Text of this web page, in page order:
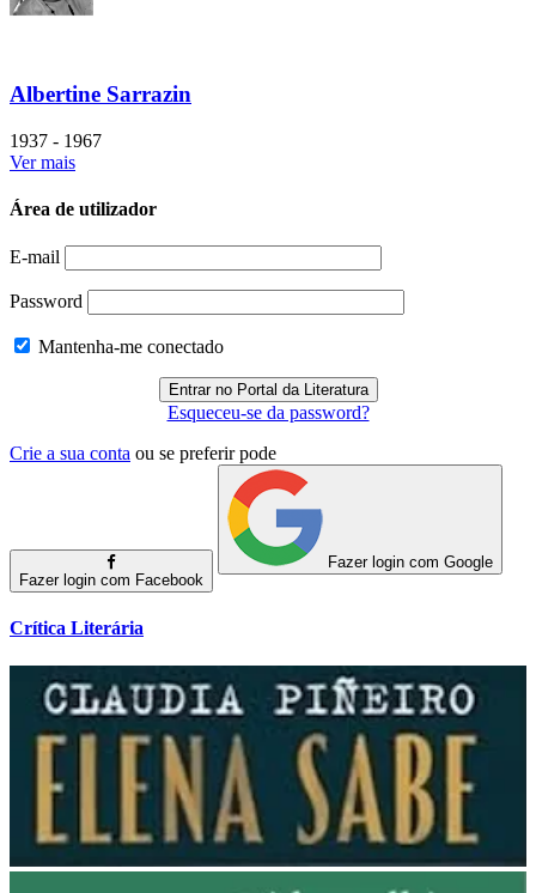
Albertine Sarrazin
1937 - 1967
Ver mais
Área de utilizador
E-mail
Password
Mantenha-me conectado
Esqueceu-se da password?
Crie a sua conta ou se preferir pode
Fazer login com Facebook
Fazer login com Google
Crítica Literária